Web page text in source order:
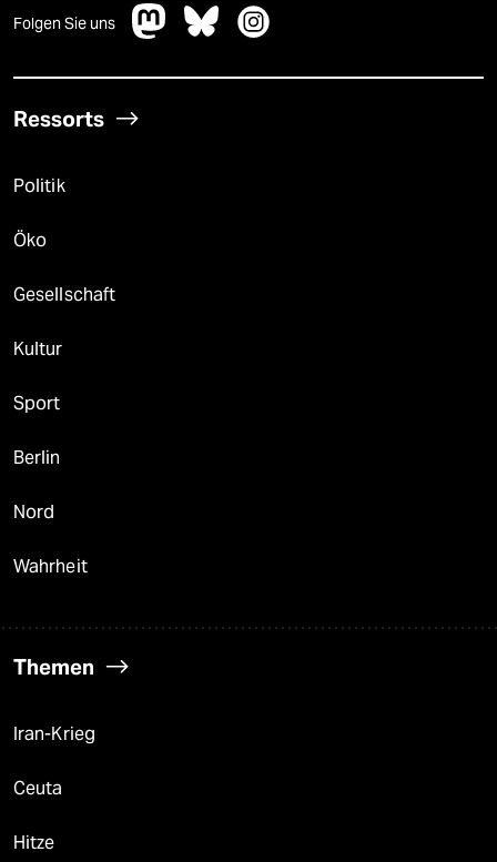
Folgen Sie uns
Ressorts
Politik
Öko
Gesellschaft
Kultur
Sport
Berlin
Nord
Wahrheit
Themen
Iran-Krieg
Ceuta
Hitze